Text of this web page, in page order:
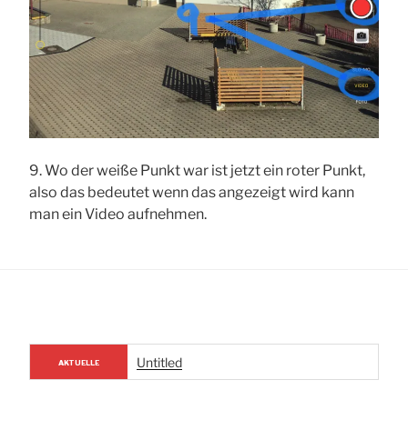
9. Wo der weiße Punkt war ist jetzt ein roter Punkt,
also das bedeutet wenn das angezeigt wird kann
man ein Video aufnehmen.
AKTUELLE Untitled